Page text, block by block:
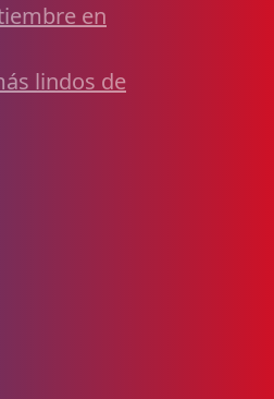
en
lindos de